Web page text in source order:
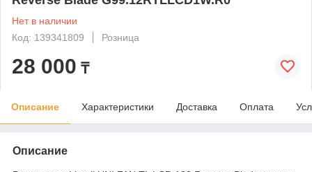
Нет в наличии
Код: 139341809
Розница
28 000 ₸
Описание Характеристики Доставка Оплата
Описание